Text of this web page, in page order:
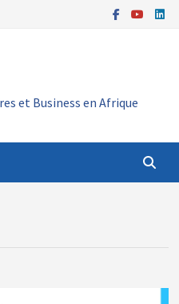
et Business en Afrique